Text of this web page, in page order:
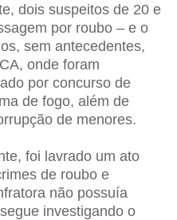
dois suspeitos de 20 e
por roubo – e o
sem antecedentes,
onde foram
por concurso de
de fogo, além de
de menores.
foi lavrado um ato
de roubo e
não possuía
investigando o